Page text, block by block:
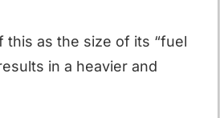
as the size of its “fuel
in a heavier and